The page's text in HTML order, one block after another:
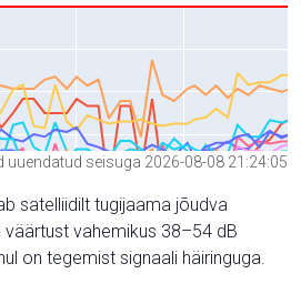
uuendatud seisuga 2026-08-08 21:24:05
satelliidilt tugijaama jõudva
vahemikus 38–54 dB
on tegemist signaali häiringuga.